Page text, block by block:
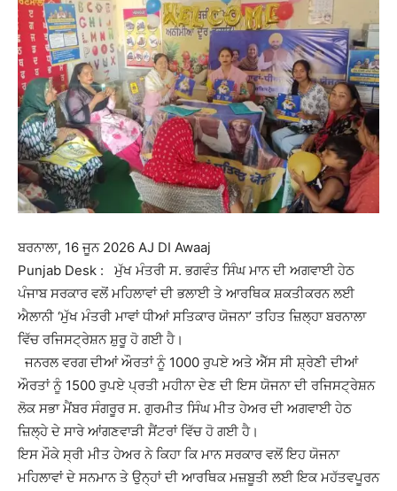
ਬਰਨਾਲਾ, 16 ਜੂਨ 2026 AJ DI Awaaj
Punjab Desk : ਮੁੱਖ ਮੰਤਰੀ ਸ. ਭਗਵੰਤ ਸਿੰਘ ਮਾਨ ਦੀ ਅਗਵਾਈ ਹੇਠ
ਪੰਜਾਬ ਸਰਕਾਰ ਵਲੋਂ ਮਹਿਲਾਵਾਂ ਦੀ ਭਲਾਈ ਤੇ ਆਰਥਿਕ ਸ਼ਕਤੀਕਰਨ ਲਈ
ਐਲਾਨੀ ‘ਮੁੱਖ ਮੰਤਰੀ ਮਾਵਾਂ ਧੀਆਂ ਸਤਿਕਾਰ ਯੋਜਨਾ’ ਤਹਿਤ ਜ਼ਿਲ੍ਹਾ ਬਰਨਾਲਾ
ਵਿੱਚ ਰਜਿਸਟ੍ਰੇਸ਼ਨ ਸ਼ੁਰੂ ਹੋ ਗਈ ਹੈ।
ਜਨਰਲ ਵਰਗ ਦੀਆਂ ਔਰਤਾਂ ਨੂੰ 1000 ਰੁਪਏ ਅਤੇ ਐੱਸ ਸੀ ਸ਼੍ਰੇਣੀ ਦੀਆਂ
ਔਰਤਾਂ ਨੂੰ 1500 ਰੁਪਏ ਪ੍ਰਤੀ ਮਹੀਨਾ ਦੇਣ ਦੀ ਇਸ ਯੋਜਨਾ ਦੀ ਰਜਿਸਟ੍ਰੇਸ਼ਨ
ਲੋਕ ਸਭਾ ਮੈਂਬਰ ਸੰਗਰੂਰ ਸ. ਗੁਰਮੀਤ ਸਿੰਘ ਮੀਤ ਹੇਅਰ ਦੀ ਅਗਵਾਈ ਹੇਠ
ਜ਼ਿਲ੍ਹੇ ਦੇ ਸਾਰੇ ਆਂਗਣਵਾੜੀ ਸੈਂਟਰਾਂ ਵਿੱਚ ਹੋ ਗਈ ਹੈ।
ਇਸ ਮੌਕੇ ਸ੍ਰੀ ਮੀਤ ਹੇਅਰ ਨੇ ਕਿਹਾ ਕਿ ਮਾਨ ਸਰਕਾਰ ਵਲੋਂ ਇਹ ਯੋਜਨਾ
ਮਹਿਲਾਵਾਂ ਦੇ ਸਨਮਾਨ ਤੇ ਉਨ੍ਹਾਂ ਦੀ ਆਰਥਿਕ ਮਜ਼ਬੂਤੀ ਲਈ ਇਕ ਮਹੱਤਵਪੂਰਨ